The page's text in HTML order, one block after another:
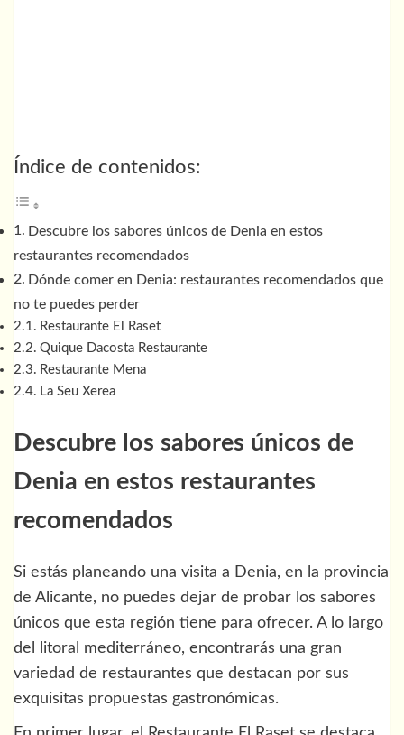
Índice de contenidos:
Descubre los sabores únicos de Denia en estos
restaurantes recomendados
Dónde comer en Denia: restaurantes recomendados que
no te puedes perder
Restaurante El Raset
Quique Dacosta Restaurante
Restaurante Mena
La Seu Xerea
Descubre los sabores únicos de
Denia en estos restaurantes
recomendados
Si estás planeando una visita a Denia, en la provincia
de Alicante, no puedes dejar de probar los sabores
únicos que esta región tiene para ofrecer. A lo largo
del litoral mediterráneo, encontrarás una gran
variedad de restaurantes que destacan por sus
exquisitas propuestas gastronómicas.